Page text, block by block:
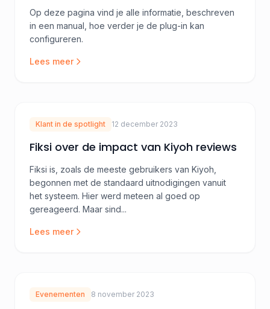
Op deze pagina vind je alle informatie, beschreven
in een manual, hoe verder je de plug-in kan
configureren.
Lees meer
Klant in de spotlight 12 december 2023
Fiksi over de impact van Kiyoh reviews
Fiksi is, zoals de meeste gebruikers van Kiyoh,
begonnen met de standaard uitnodigingen vanuit
het systeem. Hier werd meteen al goed op
gereageerd. Maar sind...
Lees meer
Evenementen 8 november 2023